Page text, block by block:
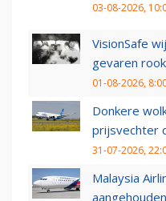
03-08-2026,
VisionSafe
gevaren
01-08-2026,
Donkere
prijsvechter
31-07-2026,
Malaysia